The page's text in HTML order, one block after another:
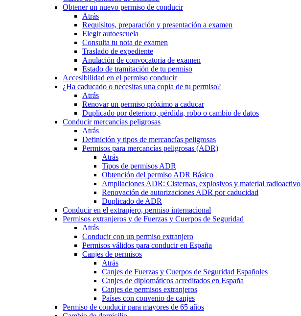
Obtener un nuevo permiso de conducir
Atrás
Requisitos, preparación y presentación a examen
Elegir autoescuela
Consulta tu nota de examen
Traslado de expediente
Anulación de convocatoria de examen
Estado de tramitación de tu permiso
Accesibilidad en el permiso conducir
¿Ha caducado o necesitas una copia de tu permiso?
Atrás
Renovar un permiso próximo a caducar
Duplicado por deterioro, pérdida, robo o cambio de datos
Conducir mercancías peligrosas
Atrás
Definición y tipos de mercancías peligrosas
Permisos para mercancías peligrosas (ADR)
Atrás
Tipos de permisos ADR
Obtención del permiso ADR Básico
Ampliaciones ADR: Cisternas, explosivos y material radioactivo
Renovación de autorizaciones ADR por caducidad
Duplicado de ADR
Conducir en el extranjero, permiso internacional
Permisos extranjeros y de Fuerzas y Cuerpos de Seguridad
Atrás
Conducir con un permiso extranjero
Permisos válidos para conducir en España
Canjes de permisos
Atrás
Canjes de Fuerzas y Cuerpos de Seguridad Españoles
Canjes de diplomáticos acreditados en España
Canjes de permisos extranjeros
Países con convenio de canjes
Permiso de conducir para mayores de 65 años